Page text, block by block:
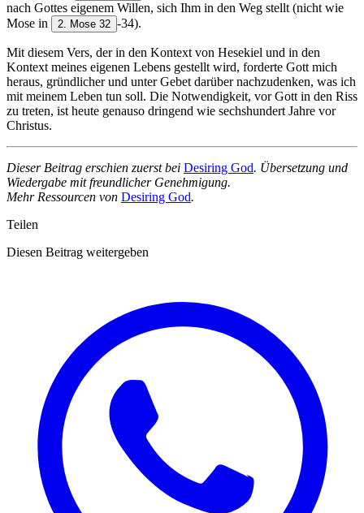
nach Gottes eigenem Willen, sich Ihm in den Weg stellt (nicht wie
Mose in
2. Mose 32 -34).
Mit diesem Vers, der in den Kontext von Hesekiel und in den
Kontext meines eigenen Lebens gestellt wird, forderte Gott mich
heraus, gründlicher und unter Gebet darüber nachzudenken, was ich
mit meinem Leben tun soll. Die Notwendigkeit, vor Gott in den Riss
zu treten, ist heute genauso dringend wie sechshundert Jahre vor
Christus.
Dieser Beitrag erschien zuerst bei Desiring God. Übersetzung und
Wiedergabe mit freundlicher Genehmigung.
Mehr Ressourcen von Desiring God.
Teilen
Diesen Beitrag weitergeben